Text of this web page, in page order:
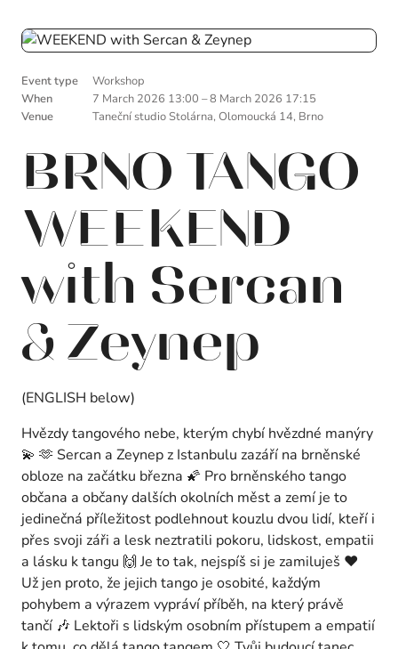
Event type
Workshop
When
7 March 2026 13:00 –8 March 2026 17:15
Venue
Taneční studio Stolárna, Olomoucká 14, Brno
BRNO TANGO
WEEKEND
with Sercan
& Zeynep
(ENGLISH below)
Hvězdy tangového nebe, kterým chybí hvězdné manýry
💫 🫶 Sercan a Zeynep z Istanbulu zazáří na brněnské
obloze na začátku března 🌠 Pro brněnského tango
občana a občany dalších okolních měst a zemí je to
jedinečná příležitost podlehnout kouzlu dvou lidí, kteří i
přes svoji záři a lesk neztratili pokoru, lidskost, empatii
a lásku k tangu 🙌 Je to tak, nejspíš si je zamiluješ ❤️
Už jen proto, že jejich tango je osobité, každým
pohybem a výrazem vypráví příběh, na který právě
tančí 🎶 Lektoři s lidským osobním přístupem a empatií